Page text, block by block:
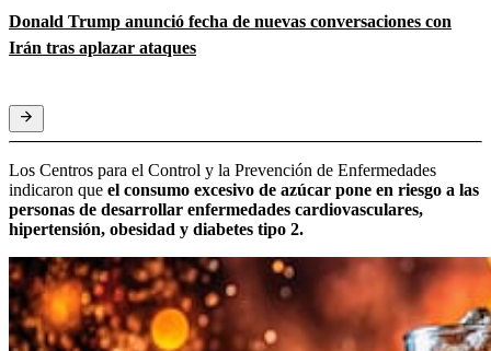
Donald Trump anunció fecha de nuevas conversaciones con
Irán tras aplazar ataques
Los Centros para el Control y la Prevención de Enfermedades
indicaron que el consumo excesivo de azúcar pone en riesgo a las
personas de desarrollar enfermedades cardiovasculares,
hipertensión, obesidad y diabetes tipo 2.